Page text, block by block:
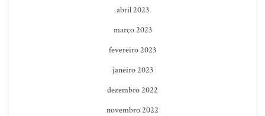
abril 2023
março 2023
fevereiro 2023
janeiro 2023
dezembro 2022
novembro 2022